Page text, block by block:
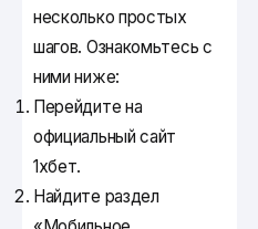
несколько простых
шагов. Ознакомьтесь с
ними ниже:
Перейдите на
официальный сайт
1хбет.
Найдите раздел